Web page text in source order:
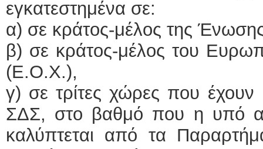
εγκατεστημένα σε:
α) σε κράτος-μέλος της
β) σε κράτος-μέλος του
(Ε.Ο.Χ.),
γ) σε τρίτες χώρες που
ΣΔΣ, στο βαθμό που η υπό
καλύπτεται από τα